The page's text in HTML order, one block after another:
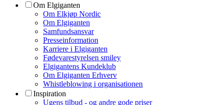
Om Elgiganten
Om Elkjøp Nordic
Om Elgiganten
Samfundsansvar
Presseinformation
Karriere i Elgiganten
Fødevarestyrelsen smiley
Elgigantens Kundeklub
Om Elgiganten Erhverv
Whistleblowing i organisationen
Inspiration
Ugens tilbud - og andre gode priser